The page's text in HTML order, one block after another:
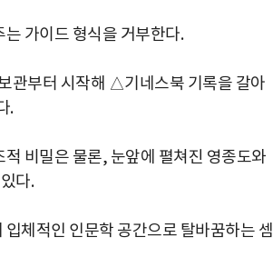
가이드 형식을 거부한다.
관부터 시작해 △기네스북 기록을 갈아
.
비밀은 물론, 눈앞에 펼쳐진 영종도와
다.
체적인 인문학 공간으로 탈바꿈하는 셈